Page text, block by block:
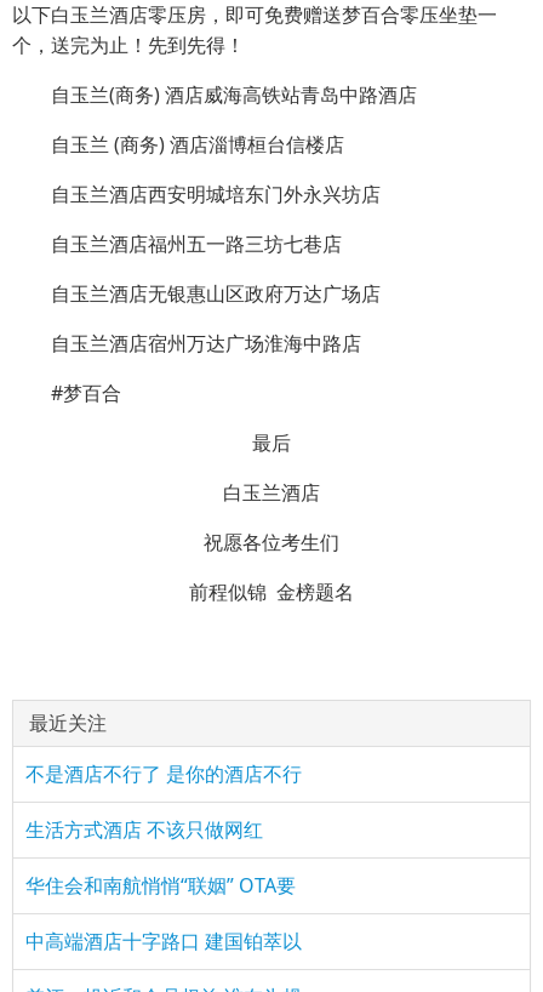
以下白玉兰酒店零压房，即可免费赠送梦百合零压坐垫一
个，送完为止！先到先得！
自玉兰(商务) 酒店威海高铁站青岛中路酒店
自玉兰 (商务) 酒店淄博桓台信楼店
自玉兰酒店西安明城培东门外永兴坊店
自玉兰酒店福州五一路三坊七巷店
自玉兰酒店无银惠山区政府万达广场店
自玉兰酒店宿州万达广场淮海中路店
#梦百合
最后
白玉兰酒店
祝愿各位考生们
前程似锦 金榜题名
最近关注
不是酒店不行了 是你的酒店不行
生活方式酒店 不该只做网红
华住会和南航悄悄“联姻” OTA要
中高端酒店十字路口 建国铂萃以